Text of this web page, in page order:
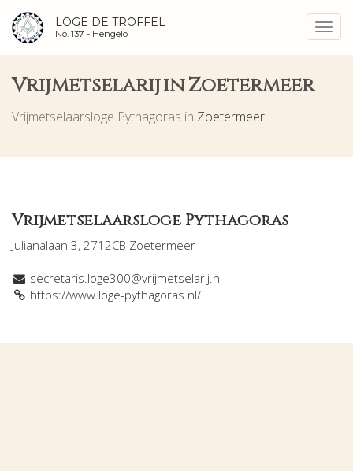
LOGE DE TROFFEL
No. 137 - Hengelo
Vrijmetselarij in Zoetermeer
Vrijmetselaarsloge Pythagoras in Zoetermeer
Vrijmetselaarsloge Pythagoras
Julianalaan 3, 2712CB Zoetermeer
secretaris.loge300@vrijmetselarij.nl
https://www.loge-pythagoras.nl/